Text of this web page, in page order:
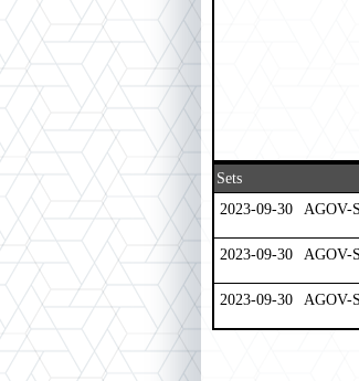
Sets
2023-09-30
AGOV-
2023-09-30 AGOV-
2023-09-30 AGOV-